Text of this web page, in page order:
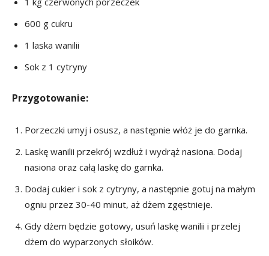
600 g cukru
1 laska wanilii
Sok z 1 cytryny
Przygotowanie:
Porzeczki umyj i osusz, a następnie włóż je do garnka.
Laskę wanilii przekrój wzdłuż i wydrąż nasiona. Dodaj
nasiona oraz całą laskę do garnka.
Dodaj cukier i sok z cytryny, a następnie gotuj na małym
ogniu przez 30-40 minut, aż dżem zgęstnieje.
Gdy dżem będzie gotowy, usuń laskę wanilii i przelej
dżem do wyparzonych słoików.